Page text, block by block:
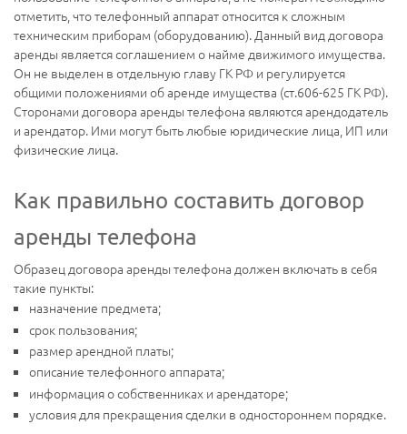
отметить, что телефонный аппарат относится к сложным
техническим приборам (оборудованию). Данный вид договора
аренды является соглашением о найме движимого имущества.
Он не выделен в отдельную главу ГК РФ и регулируется
общими положениями об аренде имущества (ст.606-625 ГК РФ).
Сторонами договора аренды телефона являются арендодатель
и арендатор. Ими могут быть любые юридические лица, ИП или
физические лица.
Как правильно составить договор
аренды телефона
Образец договора аренды телефона должен включать в себя
такие пункты:
назначение предмета;
срок пользования;
размер арендной платы;
описание телефонного аппарата;
информация о собственниках и арендаторе;
условия для прекращения сделки в одностороннем порядке.